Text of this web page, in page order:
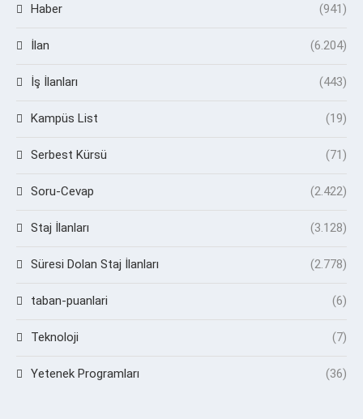
Haber (941)
İlan (6.204)
İş İlanları (443)
Kampüs List (19)
Serbest Kürsü (71)
Soru-Cevap (2.422)
Staj İlanları (3.128)
Süresi Dolan Staj İlanları (2.778)
taban-puanlari (6)
Teknoloji (7)
Yetenek Programları (36)